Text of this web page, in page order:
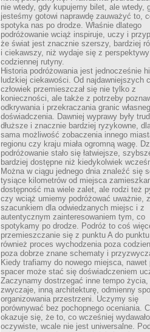
nie wtedy, gdy kupujemy bilet, ale wtedy,
jesteśmy gotowi naprawdę zauważyć to,
spotyka nas po drodze. Właśnie dlatego
podróżowanie wciąż inspiruje, uczy i
że świat jest znacznie szerszy, bardziej
i ciekawszy, niż wydaje się z perspektywy
codziennej rutyny.
Historia podróżowania jest jednocześnie
ludzkiej ciekawości. Od najdawniejszych
człowiek przemieszczał się nie tylko z
konieczności, ale także z potrzeby
odkrywania i przekraczania granic
doświadczenia. Dawniej wyprawy były
dłuższe i znacznie bardziej ryzykowne,
sama możliwość zobaczenia innego
regionu czy kraju miała ogromną wagę.
podróżowanie stało się łatwiejsze,
bardziej dostępne niż kiedykolwiek
Można w ciągu jednego dnia znaleźć się
tysiące kilometrów od miejsca
dostępność ma wiele zalet, ale rodzi też
czy wciąż umiemy podróżować uważnie, z
szacunkiem dla odwiedzanych miejsc i z
autentycznym zainteresowaniem tym, co
spotykamy po drodze. Podróż to coś
przemieszczanie się z punktu A do
również proces wychodzenia poza
poza dobrze znane schematy i
Kiedy trafiamy do nowego miejsca, nawet
spacer może stać się doświadczeniem
Zaczynamy dostrzegać inne tempo życia,
zwyczaje, inną architekturę, odmienny
organizowania przestrzeni. Uczymy się
porównywać bez pochopnego oceniania.
okazuje się, że to, co wcześniej
oczywiste, wcale nie jest uniwersalne.